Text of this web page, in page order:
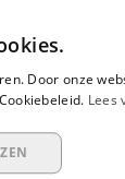
Mio van
robuuste
UV-
Door onze
Lees